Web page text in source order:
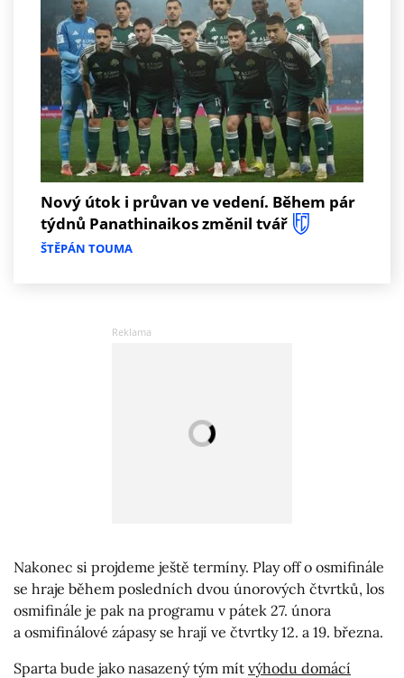
Nový útok i průvan ve vedení. Během pár
týdnů Panathinaikos změnil tvář
ŠTĚPÁN TOUMA
Nakonec si projdeme ještě termíny. Play off o osmifinále
se hraje během posledních dvou únorových čtvrtků, los
osmifinále je pak na programu v pátek 27. února
a osmifinálové zápasy se hrají ve čtvrtky 12. a 19. března.
Sparta bude jako nasazený tým mít výhodu domácí